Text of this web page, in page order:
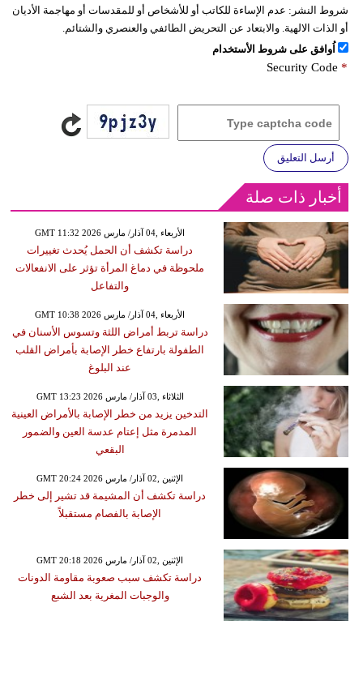
شروط النشر: عدم الإساءة للكاتب أو للأشخاص أو للمقدسات أو مهاجمة الأديان
أو الذات الالهية. والابتعاد عن التحريض الطائفي والعنصري والشتائم.
اُوافق على شروط الأستخدام
Security Code *
أرسل التعليق
أخبار ذات صلة
GMT 11:32 2026 الأربعاء ,04 آذار/ مارس
دراسة تكشف أن الحمل يُحدث تغييرات
ملحوظة في دماغ المرأة تؤثر على الانفعالات
والتفاعل
GMT 10:38 2026 الأربعاء ,04 آذار/ مارس
دراسة تربط أمراض اللثة وتسوس الأسنان في
الطفولة بارتفاع خطر الإصابة بأمراض القلب
عند البلوغ
GMT 13:23 2026 الثلاثاء ,03 آذار/ مارس
التدخين يزيد من خطر الإصابة بالأمراض العينية
المدمرة مثل إعتام عدسة العين والضمور
البقعي
GMT 20:24 2026 الإثنين ,02 آذار/ مارس
دراسة تكشف أن المشيمة قد تشير إلى خطر
الإصابة بالفصام مستقبلاً
GMT 20:18 2026 الإثنين ,02 آذار/ مارس
دراسة تكشف سبب صعوبة مقاومة الدونات
والوجبات المغرية بعد الشبع